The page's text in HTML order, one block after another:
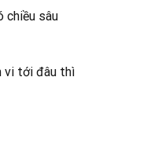
chiều sâu
vi tới đâu thì